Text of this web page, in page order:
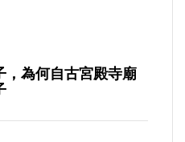
，為何自古宮殿寺廟